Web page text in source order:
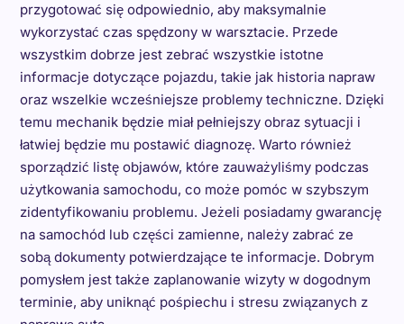
przygotować się odpowiednio, aby maksymalnie
wykorzystać czas spędzony w warsztacie. Przede
wszystkim dobrze jest zebrać wszystkie istotne
informacje dotyczące pojazdu, takie jak historia napraw
oraz wszelkie wcześniejsze problemy techniczne. Dzięki
temu mechanik będzie miał pełniejszy obraz sytuacji i
łatwiej będzie mu postawić diagnozę. Warto również
sporządzić listę objawów, które zauważyliśmy podczas
użytkowania samochodu, co może pomóc w szybszym
zidentyfikowaniu problemu. Jeżeli posiadamy gwarancję
na samochód lub części zamienne, należy zabrać ze
sobą dokumenty potwierdzające te informacje. Dobrym
pomysłem jest także zaplanowanie wizyty w dogodnym
terminie, aby uniknąć pośpiechu i stresu związanych z